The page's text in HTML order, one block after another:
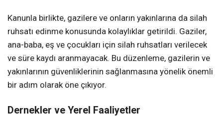
Kanunla birlikte, gazilere ve onların yakınlarına da silah
ruhsatı edinme konusunda kolaylıklar getirildi. Gaziler,
ana-baba, eş ve çocukları için silah ruhsatları verilecek
ve süre kaydı aranmayacak. Bu düzenleme, gazilerin ve
yakınlarının güvenliklerinin sağlanmasına yönelik önemli
bir adım olarak öne çıkıyor.
Dernekler ve Yerel Faaliyetler